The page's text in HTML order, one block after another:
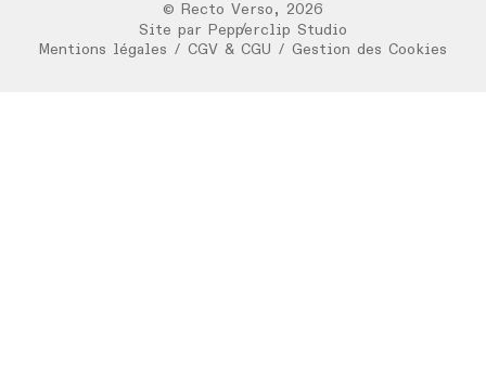
© Recto Verso , 2026
/
Site par
Pepperclip Studio
Mentions légales / CGV & CGU / Gestion des Cookies